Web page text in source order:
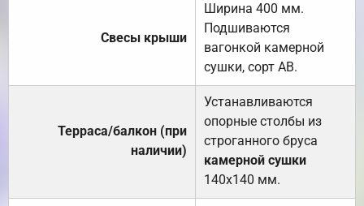
Свесы крыши
Ширина 400 мм.
Подшиваются
вагонкой камерной
сушки, сорт АВ.
Терраса/балкон (при
наличии)
Устанавливаются
опорные столбы из
строганного бруса
камерной сушки
140х140 мм.